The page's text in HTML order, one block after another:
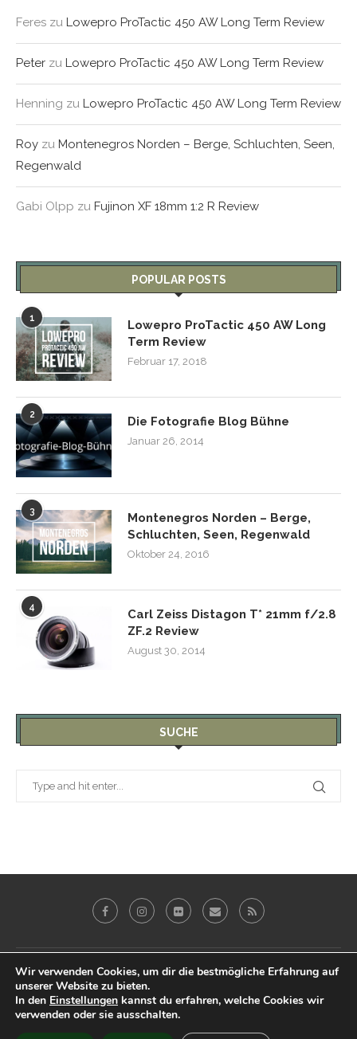
Feres zu Lowepro ProTactic 450 AW Long Term Review
Peter zu Lowepro ProTactic 450 AW Long Term Review
Henning zu Lowepro ProTactic 450 AW Long Term Review
Roy zu Montenegros Norden – Berge, Schluchten, Seen,
Regenwald
Gabi Olpp zu Fujinon XF 18mm 1:2 R Review
POPULAR POSTS
1
Lowepro ProTactic 450 AW Long
Term Review
Februar 17, 2018
2 Die Fotografie Blog Bühne
Januar 26, 2014
3
Montenegros Norden – Berge,
Schluchten, Seen, Regenwald
Oktober 24, 2016
4
Carl Zeiss Distagon T* 21mm f/2.8
ZF.2 Review
August 30, 2014
SUCHE
Galerie Blog Reviews
Imprint
Datenschutz & Impressum
@2019 - Peter Eberhardt. All Right Reserved.
Wir verwenden Cookies, um dir die bestmögliche Erfahrung auf
unserer Website zu bieten.
In den Einstellungen kannst du erfahren, welche Cookies wir
verwenden oder sie ausschalten.